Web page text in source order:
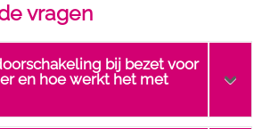
vragen
bij bezet voor
en hoe werkt het met